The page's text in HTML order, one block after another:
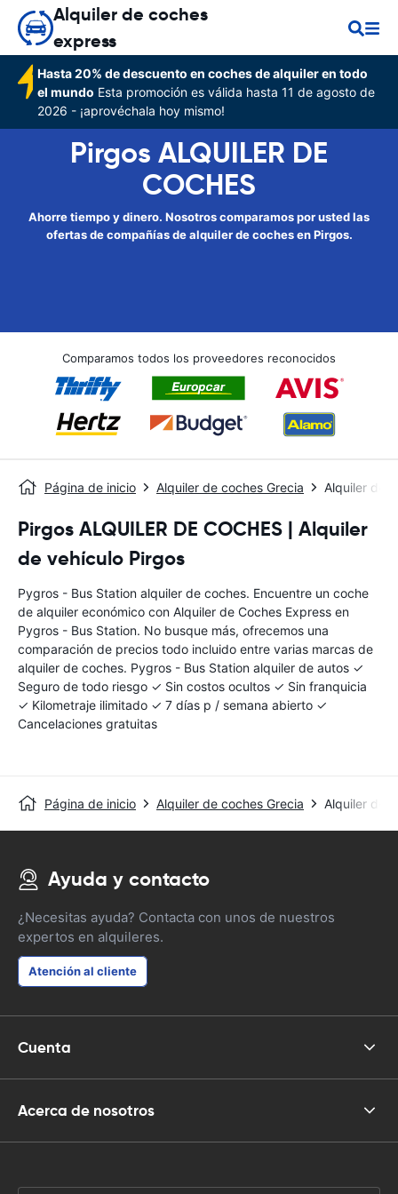
Alquiler de coches
express
Hasta 20% de descuento en coches de alquiler en todo
el mundo Esta promoción es válida hasta 11 de agosto de
2026 - ¡aprovéchala hoy mismo!
Pirgos ALQUILER DE
COCHES
Ahorre tiempo y dinero. Nosotros comparamos por usted las
ofertas de compañías de alquiler de coches en Pirgos.
Comparamos todos los proveedores reconocidos
Página de inicio Alquiler de coches Grecia Alquiler de
Pirgos ALQUILER DE COCHES | Alquiler
de vehículo Pirgos
Pygros - Bus Station alquiler de coches. Encuentre un coche
de alquiler económico con Alquiler de Coches Express en
Pygros - Bus Station. No busque más, ofrecemos una
comparación de precios todo incluido entre varias marcas de
alquiler de coches. Pygros - Bus Station alquiler de autos ✓
Seguro de todo riesgo ✓ Sin costos ocultos ✓ Sin franquicia
✓ Kilometraje ilimitado ✓ 7 días p / semana abierto ✓
Cancelaciones gratuitas
Página de inicio Alquiler de coches Grecia Alquiler de
Ayuda y contacto
¿Necesitas ayuda? Contacta con unos de nuestros
expertos en alquileres.
Atención al cliente
Cuenta
Acerca de nosotros